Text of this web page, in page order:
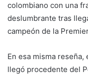
colombiano con una
deslumbrante tras
campeón de la
En esa misma
llegó procedente del